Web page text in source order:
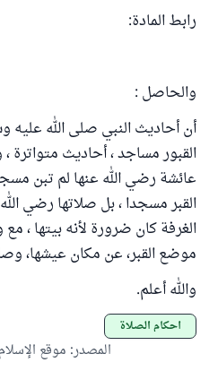
رابط المادة:
والحاصل :
أن أحاديث النبي صلى الله عليه
القبور مساجد ، أحاديث متواترة
عائشة رضي الله عنها لم تبن
القبر مسجدا ، بل صلاتها رضي
الغرفة كان ضرورة لأنه بيتها ،
موضع القبر، عن مكان عيشها،
والله أعلم.
أحكام الصلاة
المصدر: موقع